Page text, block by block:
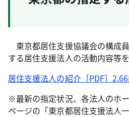
東京都居住支援協議会の構成
する居住支援法人の活動内容等
居住支援法人の紹介［PDF］
※最新の指定状況、各法人のホ
ページの「東京都居住支援法人